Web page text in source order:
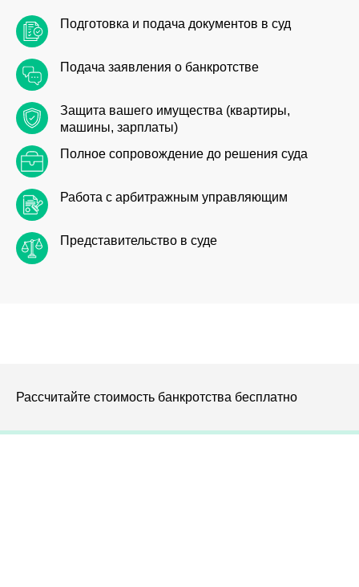
Подготовка и подача документов в суд
Подача заявления о банкротстве
Защита вашего имущества (квартиры,
машины, зарплаты)
Полное сопровождение до решения суда
Работа с арбитражным управляющим
Представительство в суде
Рассчитайте стоимость банкротства бесплатно